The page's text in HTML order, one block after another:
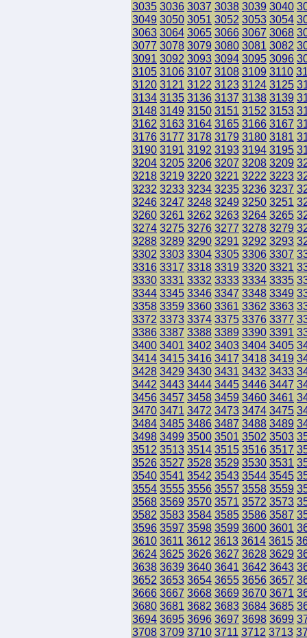
3035 3036 3037 3038 3039 3040
3049 3050 3051 3052 3053 3054
3063 3064 3065 3066 3067 3068
3077 3078 3079 3080 3081 3082
3091 3092 3093 3094 3095 3096
3105 3106 3107 3108 3109 3110
3120 3121 3122 3123 3124 3125
3134 3135 3136 3137 3138 3139
3148 3149 3150 3151 3152 3153
3162 3163 3164 3165 3166 3167
3176 3177 3178 3179 3180 3181
3190 3191 3192 3193 3194 3195
3204 3205 3206 3207 3208 3209
3218 3219 3220 3221 3222 3223
3232 3233 3234 3235 3236 3237
3246 3247 3248 3249 3250 3251
3260 3261 3262 3263 3264 3265
3274 3275 3276 3277 3278 3279
3288 3289 3290 3291 3292 3293
3302 3303 3304 3305 3306 3307
3316 3317 3318 3319 3320 3321
3330 3331 3332 3333 3334 3335
3344 3345 3346 3347 3348 3349
3358 3359 3360 3361 3362 3363
3372 3373 3374 3375 3376 3377
3386 3387 3388 3389 3390 3391
3400 3401 3402 3403 3404 3405
3414 3415 3416 3417 3418 3419
3428 3429 3430 3431 3432 3433
3442 3443 3444 3445 3446 3447
3456 3457 3458 3459 3460 3461
3470 3471 3472 3473 3474 3475
3484 3485 3486 3487 3488 3489
3498 3499 3500 3501 3502 3503
3512 3513 3514 3515 3516 3517
3526 3527 3528 3529 3530 3531
3540 3541 3542 3543 3544 3545
3554 3555 3556 3557 3558 3559
3568 3569 3570 3571 3572 3573
3582 3583 3584 3585 3586 3587
3596 3597 3598 3599 3600 3601
3610 3611 3612 3613 3614 3615
3624 3625 3626 3627 3628 3629
3638 3639 3640 3641 3642 3643
3652 3653 3654 3655 3656 3657
3666 3667 3668 3669 3670 3671
3680 3681 3682 3683 3684 3685
3694 3695 3696 3697 3698 3699
3708 3709 3710 3711 3712 3713